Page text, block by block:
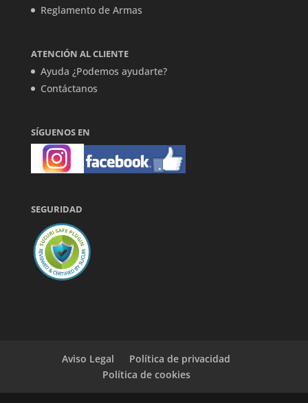
Reglamento de Armas
ATENCIÓN AL CLIENTE
Ayuda ¿Podemos ayudarte?
Contáctanos
SÍGUENOS EN
SEGURIDAD
Aviso Legal
Política de privacidad
Política de cookies